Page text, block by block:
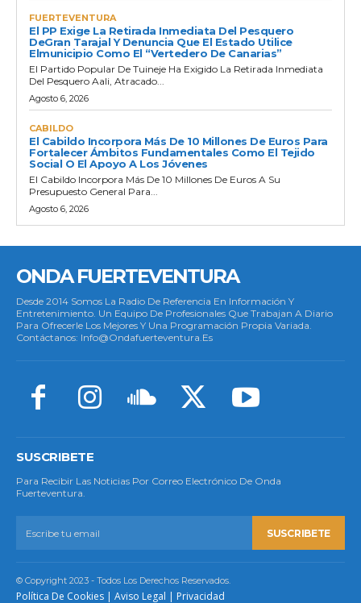
FUERTEVENTURA
El PP Exige La Retirada Inmediata Del Pesquero
DeGran Tarajal Y Denuncia Que El Estado Utilice
Elmunicipio Como El “vertedero De Canarias”
El Partido Popular De Tuineje Ha Exigido La Retirada Inmediata
Del Pesquero Aali, Atracado...
Agosto 6, 2026
CABILDO
El Cabildo Incorpora Más De 10 Millones De Euros Para
Fortalecer Ámbitos Fundamentales Como El Tejido
Social O El Apoyo A Los Jóvenes
El Cabildo Incorpora Más De 10 Millones De Euros A Su
Presupuesto General Para...
Agosto 6, 2026
ONDA FUERTEVENTURA
Desde 2014 Somos La Radio De Referencia En Información Y
Entretenimiento. Un Equipo De Profesionales Que Trabajan A Diario
Para Ofrecerle Los Mejores Y Una Programación Propia Variada.
Contáctanos: Info@ondafuerteventura.es
SUSCRIBETE
Para Recibir Las Noticias Por Correo Electrónico De Onda
Fuerteventura.
SUSCRIBETE
© Copyright 2023 - Todos Los Derechos Reservados.
Política De Cookies | Aviso Legal | Privacidad